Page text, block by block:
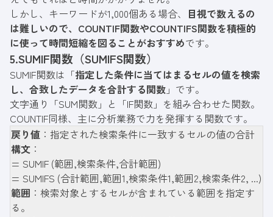
しかし、キーワードが1,000個ある場合、 目視で数えるの
は難しいので、COUNTIF関数やCOUNTIFS関数を積極的
に使って時間短縮を図ることがおすすめです。
5.SUMIF関数（SUMIFS関数）
SUMIF関数は「指定した条件に当てはまるセルの値を検索
し、合致したデータを合計する関数 」です。
文字通り「SUM関数」と「IF関数」を組み合わせた関数。
COUNTIF同様、主に分析業務で力を発揮する関数です。
戻り値 ：指定された検索条件に一致するセルの値の合計
構文 ：
= SUMIF (範囲,検索条件,合計範囲)
= SUMIFS (合計範囲,範囲1,検索条件1,範囲2,検索条件2, ...)
範囲 ：検索対象とするセルが含まれている範囲を指定す
る。